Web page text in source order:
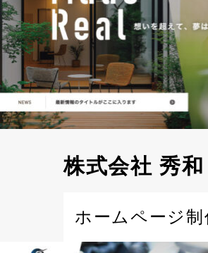
株式会社 秀
ホームページ制